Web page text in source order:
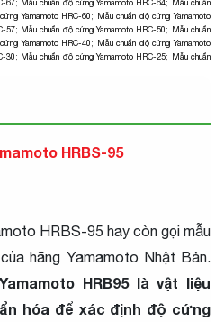
67; Mẫu chuẩn độ cứng Yamamoto HRC-64; Mẫu chuẩn
Yamamoto HRC-60; Mẫu chuẩn độ cứng Yamamoto
57; Mẫu chuẩn độ cứng Yamamoto HRC-50; Mẫu chuẩn
Yamamoto HRC-40; Mẫu chuẩn độ cứng Yamamoto
30; Mẫu chuẩn độ cứng Yamamoto HRC-25; Mẫu chuẩn
HRBS-95
HRBS-95 hay còn gọi mẫu
hãng Yamamoto Nhật Bản.
HRB95 là vật liệu
hóa để xác định độ cứng